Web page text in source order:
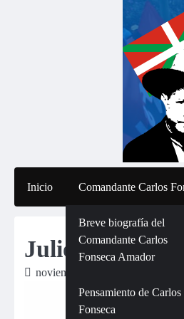
Inicio Comandante Carlos
Breve biografía del
Comandante Carlos
Fonseca Amador
Pensamiento de Carlos
Fonseca
Julio Borges,
noviembre 16, 2018